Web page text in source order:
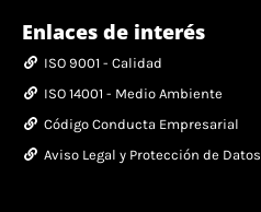
Enlaces de interés
ISO 9001 - Calidad
ISO 14001 - Medio Ambiente
Código Conducta Empresarial
Aviso Legal y Protección de Datos